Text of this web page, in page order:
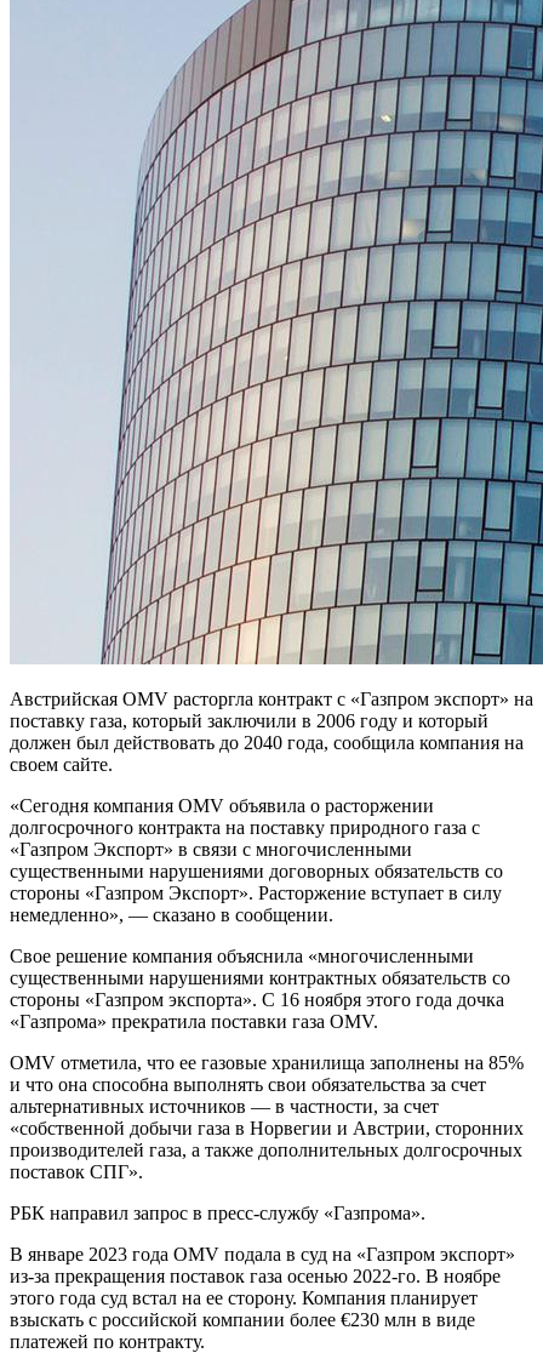
Австрийская OMV расторгла контракт с «Газпром экспорт» на
поставку газа, который заключили в 2006 году и который
должен был действовать до 2040 года, сообщила компания на
своем сайте.
«Сегодня компания OMV объявила о расторжении
долгосрочного контракта на поставку природного газа с
«Газпром Экспорт» в связи с многочисленными
существенными нарушениями договорных обязательств со
стороны «Газпром Экспорт». Расторжение вступает в силу
немедленно», — сказано в сообщении.
Свое решение компания объяснила «многочисленными
существенными нарушениями контрактных обязательств со
стороны «Газпром экспорта». С 16 ноября этого года дочка
«Газпрома» прекратила поставки газа OMV.
OMV отметила, что ее газовые хранилища заполнены на 85%
и что она способна выполнять свои обязательства за счет
альтернативных источников — в частности, за счет
«собственной добычи газа в Норвегии и Австрии, сторонних
производителей газа, а также дополнительных долгосрочных
поставок СПГ».
РБК направил запрос в пресс-службу «Газпрома».
В январе 2023 года OMV подала в суд на «Газпром экспорт»
из-за прекращения поставок газа осенью 2022-го. В ноябре
этого года суд встал на ее сторону. Компания планирует
взыскать с российской компании более €230 млн в виде
платежей по контракту.